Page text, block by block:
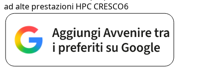
ad alte prestazioni HPC CRESCO6